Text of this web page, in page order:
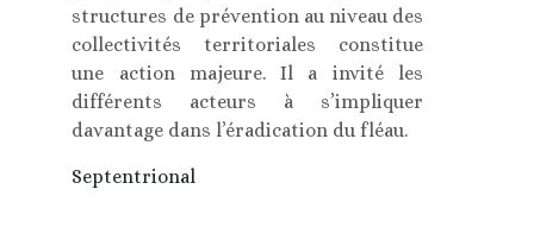
structures de prévention au niveau des
collectivités territoriales constitue
une action majeure. Il a invité les
différents acteurs à s’impliquer
davantage dans l’éradication du fléau.
Septentrional